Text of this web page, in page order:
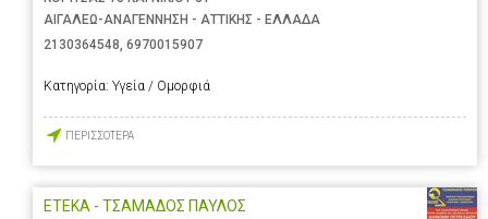
ΑΙΓΑΛΕΩ-ΑΝΑΓΕΝΝΗΣΗ - ΑΤΤΙΚΗΣ - ΕΛΛΑΔΑ
2130364548, 6970015907
Κατηγορία: Υγεία / Ομορφιά
ΠΕΡΙΣΣΟΤΕΡΑ
ΕΤΕΚΑ - ΤΣΑΜΑΔΟΣ ΠΑΥΛΟΣ